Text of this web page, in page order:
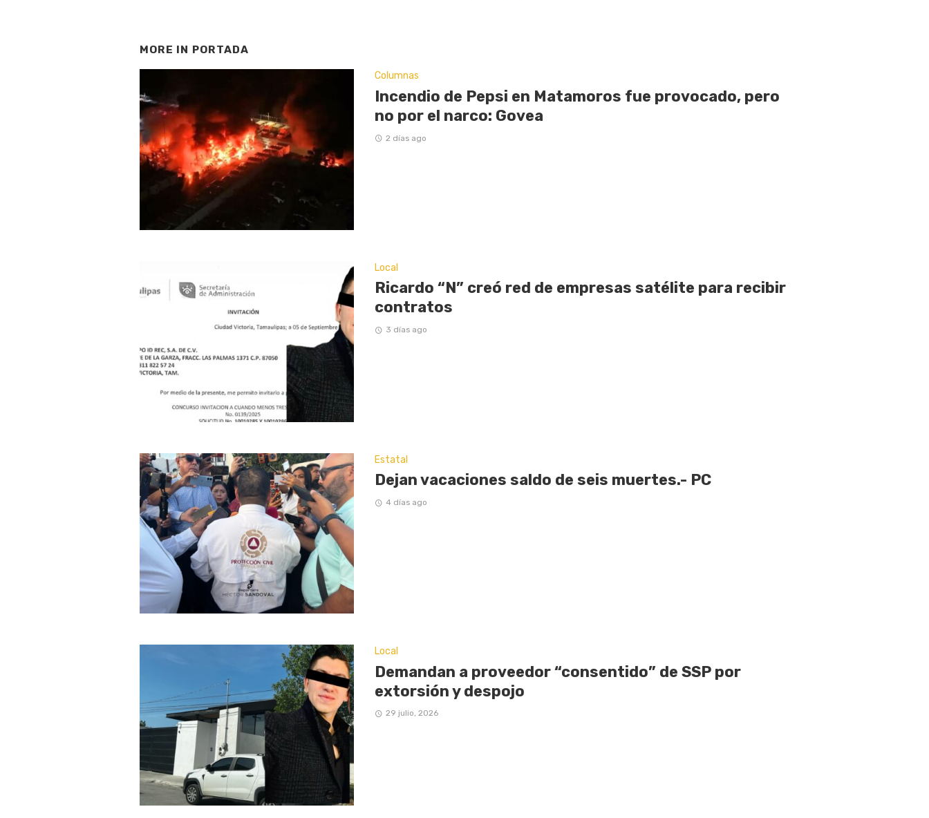
MORE IN PORTADA
Columnas
Incendio de Pepsi en Matamoros fue provocado, pero
no por el narco: Govea
2 días ago
Local
Ricardo “N” creó red de empresas satélite para recibir
contratos
3 días ago
Estatal
Dejan vacaciones saldo de seis muertes.- PC
4 días ago
Local
Demandan a proveedor “consentido” de SSP por
extorsión y despojo
29 julio, 2026